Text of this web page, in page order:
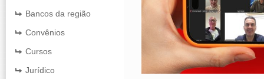
Bancos da região
Convênios
Cursos
Jurídico